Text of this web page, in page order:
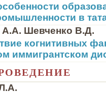
в
А.А. Шевченко В.Д.
когнитивных
иммигрантском